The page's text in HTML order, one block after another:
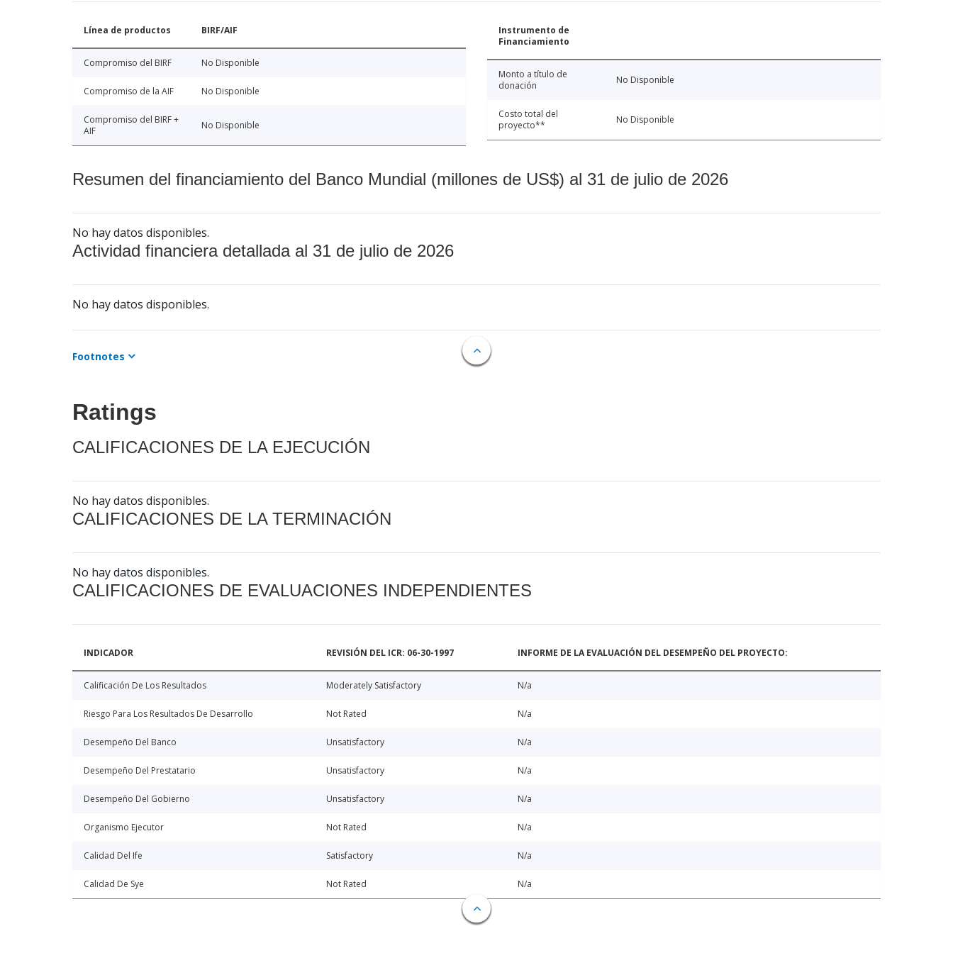
Línea de productos BIRF/AIF
Compromiso del BIRF No Disponible
Compromiso de la AIF No Disponible
Compromiso del BIRF +
AIF
No Disponible
Instrumento de
Financiamiento
Monto a título de
donación
No Disponible
Costo total del
proyecto**
No Disponible
Resumen del financiamiento del Banco Mundial (millones de US$) al 31 de julio de 2026
No hay datos disponibles.
Actividad financiera detallada al 31 de julio de 2026
No hay datos disponibles.
Footnotes
Ratings
CALIFICACIONES DE LA EJECUCIÓN
No hay datos disponibles.
CALIFICACIONES DE LA TERMINACIÓN
No hay datos disponibles.
CALIFICACIONES DE EVALUACIONES INDEPENDIENTES
INDICADOR REVISIÓN DEL ICR: 06-30-1997 INFORME DE LA EVALUACIÓN DEL DESEMPEÑO DEL PROYECTO:
Calificación De Los Resultados Moderately Satisfactory N/a
Riesgo Para Los Resultados De Desarrollo Not Rated N/a
Desempeño Del Banco Unsatisfactory N/a
Desempeño Del Prestatario Unsatisfactory N/a
Desempeño Del Gobierno Unsatisfactory N/a
Organismo Ejecutor Not Rated N/a
Calidad Del Ife Satisfactory N/a
Calidad De Sye Not Rated N/a